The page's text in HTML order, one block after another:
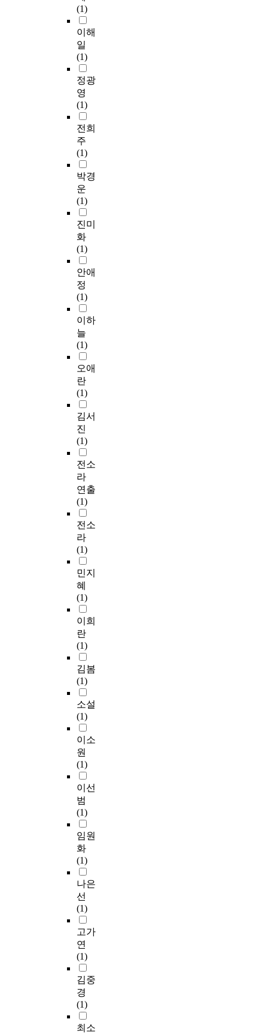
(1)
이해
일
(1)
정광
영
(1)
전희
주
(1)
박경
운
(1)
진미
화
(1)
안애
정
(1)
이하
늘
(1)
오애
란
(1)
김서
진
(1)
전소
라
연출
(1)
전소
라
(1)
민지
혜
(1)
이희
란
(1)
김봄
(1)
소설
(1)
이소
원
(1)
이선
범
(1)
임원
화
(1)
나은
선
(1)
고가
연
(1)
김중
경
(1)
최소